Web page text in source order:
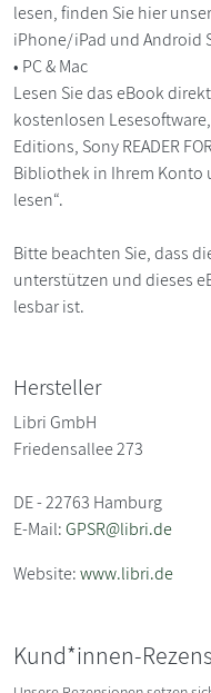
lesen, finden Sie hier
iPhone/iPad und Android
• PC & Mac
Lesen Sie das eBook
kostenlosen
Editions, Sony READER
Bibliothek in Ihrem Konto
lesen“.
Bitte beachten Sie, dass
unterstützen und dieses
lesbar ist.
Hersteller
Libri GmbH
Friedensallee 273
DE - 22763 Hamburg
E-Mail:GPSR@libri.de
Website:www.libri.de
Kund*innen-